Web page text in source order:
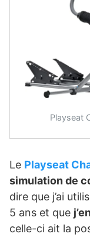
Playseat
Le Playseat
simulation de
dire que j’ai
5 ans et que
celle-ci ait la